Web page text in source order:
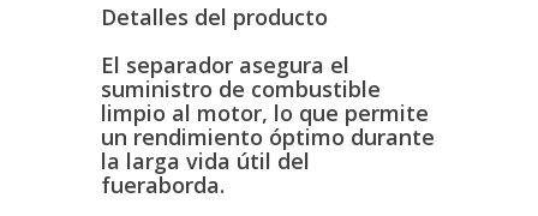
Detalles del producto
El separador asegura el
suministro de combustible
limpio al motor, lo que permite
un rendimiento óptimo durante
la larga vida útil del
fueraborda.